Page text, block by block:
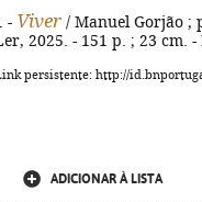
- Viver / Manuel Gorjão ;
2025. - 151 p. ; 23 cm. -
persistente: http://
ADICIONAR À LISTA